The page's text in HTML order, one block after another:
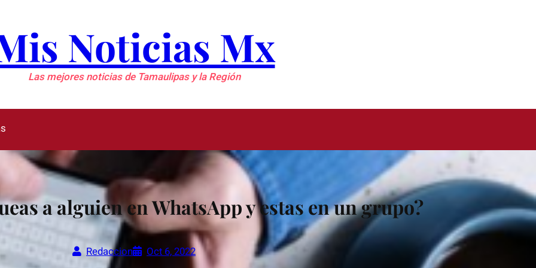
Noticias Mx
Las mejores noticias de Tamaulipas y la Región
a alguien en WhatsApp y estas en un grupo?
Redaccion Oct 6, 2022